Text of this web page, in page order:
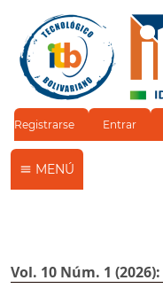
Registrarse Entrar
MENÚ
Vol. 10 Núm. 1